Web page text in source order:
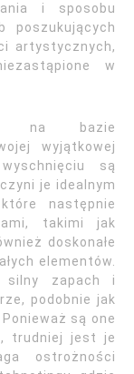
i sposobu
poszukujących
artystycznych,
w
na bazie
wyjątkowej
są
je idealnym
następnie
takimi jak
doskonałe
elementów.
silny zapach i
podobnie jak
są one
trudniej jest je
ostrożności